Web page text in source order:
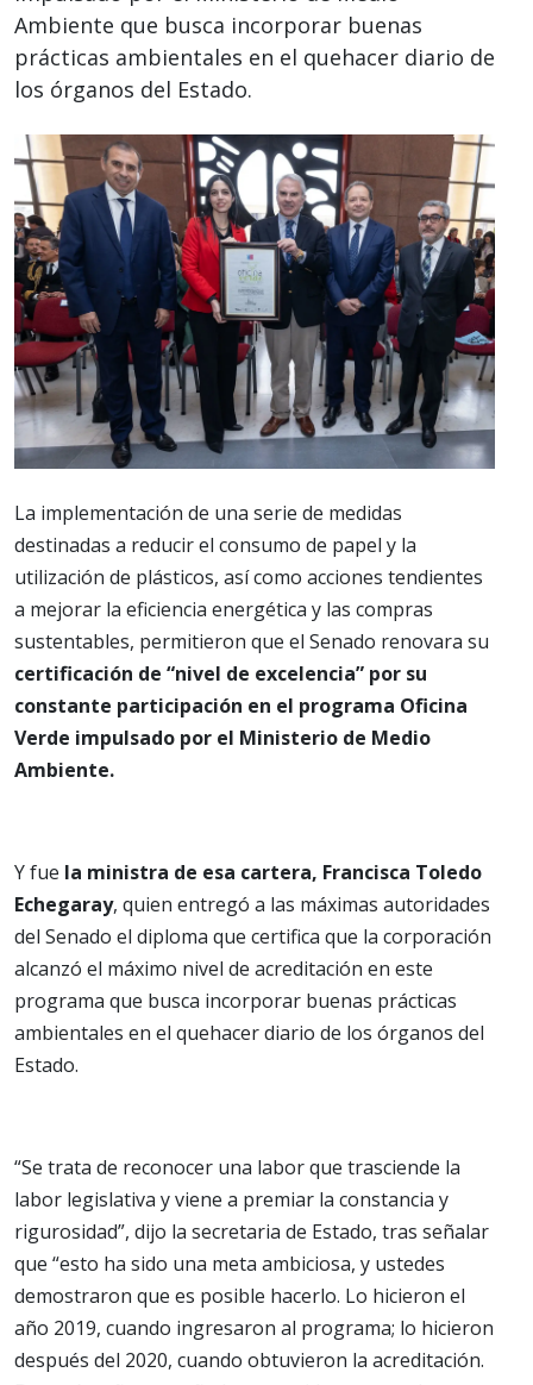
Ambiente que busca incorporar buenas
prácticas ambientales en el quehacer diario de
los órganos del Estado.
La implementación de una serie de medidas
destinadas a reducir el consumo de papel y la
utilización de plásticos, así como acciones tendientes
a mejorar la eficiencia energética y las compras
sustentables, permitieron que el Senado renovara su
certificación de “nivel de excelencia” por su
constante participación en el programa Oficina
Verde impulsado por el Ministerio de Medio
Ambiente.
Y fue la ministra de esa cartera, Francisca Toledo
Echegaray, quien entregó a las máximas autoridades
del Senado el diploma que certifica que la corporación
alcanzó el máximo nivel de acreditación en este
programa que busca incorporar buenas prácticas
ambientales en el quehacer diario de los órganos del
Estado.
“Se trata de reconocer una labor que trasciende la
labor legislativa y viene a premiar la constancia y
rigurosidad”, dijo la secretaria de Estado, tras señalar
que “esto ha sido una meta ambiciosa, y ustedes
demostraron que es posible hacerlo. Lo hicieron el
año 2019, cuando ingresaron al programa; lo hicieron
después del 2020, cuando obtuvieron la acreditación.